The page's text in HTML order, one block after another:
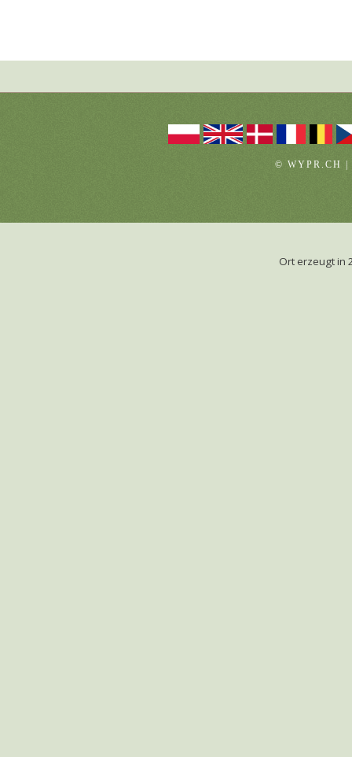
© WYPR.CH
Ort erzeugt in